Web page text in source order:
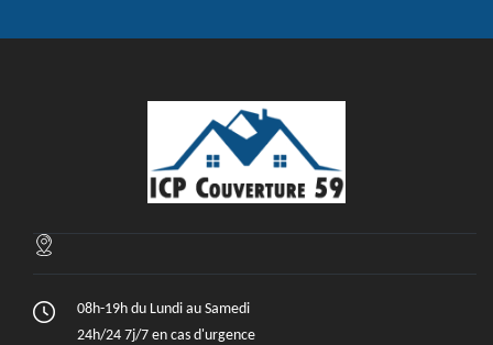
08h-19h du Lundi au Samedi
24h/24 7j/7 en cas d'urgence